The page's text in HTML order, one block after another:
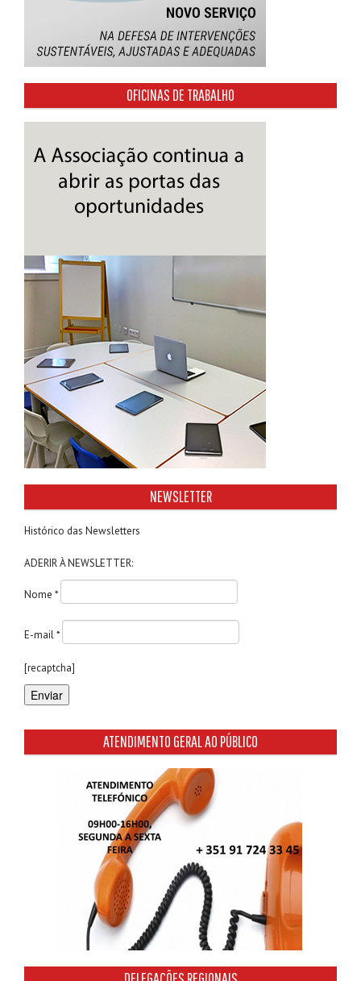
OFICINAS DE TRABALHO
NEWSLETTER
Histórico das Newsletters
ADERIR À NEWSLETTER:
Nome *
E-mail *
[recaptcha]
ATENDIMENTO GERAL AO PÚBLICO